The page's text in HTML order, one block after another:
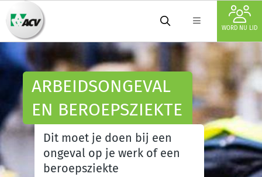
WORD NU LID
ARBEIDSONGEVAL
EN BEROEPSZIEKTE
Dit moet je doen bij een
ongeval op je werk of een
beroepsziekte